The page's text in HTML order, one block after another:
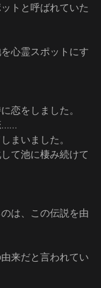
トと呼ばれていた
心霊スポットにす
恋をしました。
……
まいました。
て池に棲み続けて
は、この伝説を由
来だと言われてい